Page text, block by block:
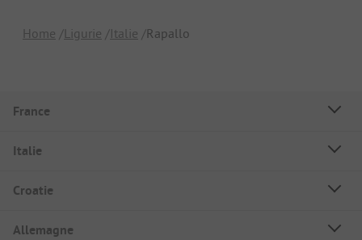
Home Ligurie Italie Rapallo
France
Italie
Croatie
Allemagne